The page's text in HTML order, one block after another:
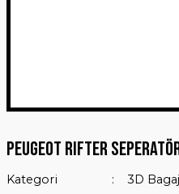
Peugeot Rıfter
Kategori
3D